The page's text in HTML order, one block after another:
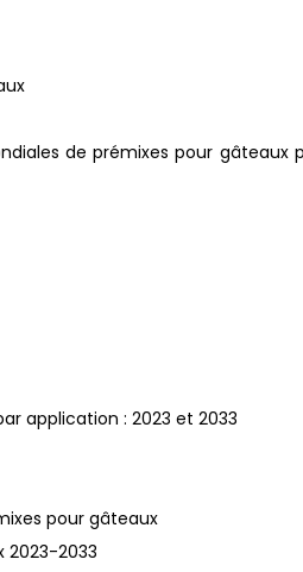
de prémixes pour gâteaux
application : 2023 et 2033
pour gâteaux
2023-2033